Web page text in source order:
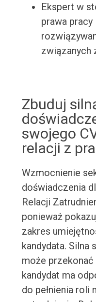
Ekspert w
prawa
związanych
Zbuduj
swojego
relacji z
Wzmocnienie
doświadczenia
Relacji
ponieważ
zakres
kandydata. Silna
może
kandydat ma
do pełnienia roli